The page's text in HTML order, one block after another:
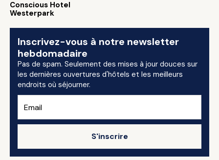
Conscious Hotel
Westerpark
Inscrivez-vous à notre newsletter
hebdomadaire
Pas de spam. Seulement des mises à jour douces sur
les dernières ouvertures d'hôtels et les meilleurs
endroits où séjourner.
S'inscrire